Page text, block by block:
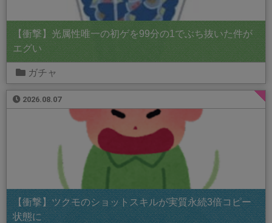
【衝撃】光属性唯一の初ゲを99分の1でぶち抜いた件が
エグい
ガチャ
2026.08.07
【衝撃】ツクモのショットスキルが実質永続3倍コピー
状態に